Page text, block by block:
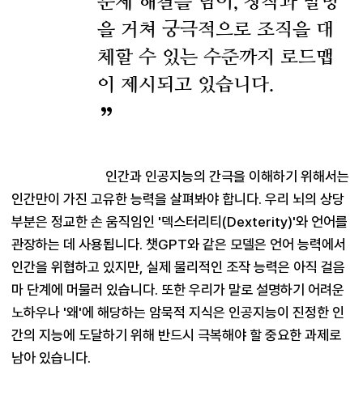
을 거쳐 궁극적으로 조직을 대
체할 수 있는 수준까지 로드맵
이 제시되고 있습니다.
인간과 인공지능의 간극을 이해하기 위해서는
인간만이 가진 고유한 능력을 살펴봐야 합니다. 우리 뇌의 상당
부분은 정교한 손 움직임인 '덱스터리티(Dexterity)'와 언어를
관장하는 데 사용됩니다. 챗GPT와 같은 모델은 언어 능력에서
인간을 위협하고 있지만, 실제 물리적인 조작 능력은 아직 걸음
마 단계에 머물러 있습니다. 또한 우리가 말로 설명하기 어려운
노하우나 '왜'에 해당하는 암묵적 지식은 인공지능이 진정한 인
간의 지능에 도달하기 위해 반드시 극복해야 할 중요한 과제로